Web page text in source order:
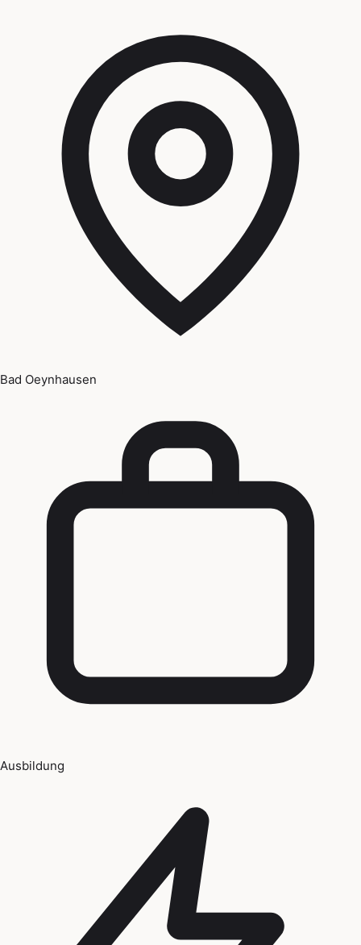
Bad Oeynhausen
Ausbildung